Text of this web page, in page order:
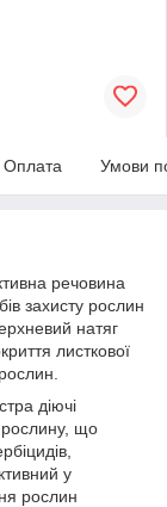
Оплата Умови
речовина
захисту рослин
натяг
листкової
діючі
що
у
рослин